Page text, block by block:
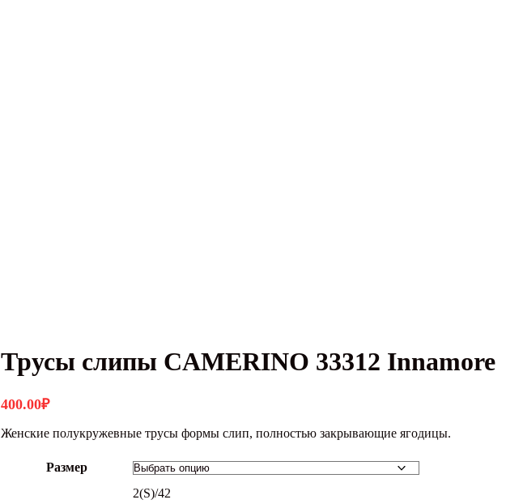
Трусы слипы CAMERINO 33312 Innamore
400.00₽
Женские полукружевные трусы формы слип, полностью закрывающие ягодицы.
Размер
2(S)/42